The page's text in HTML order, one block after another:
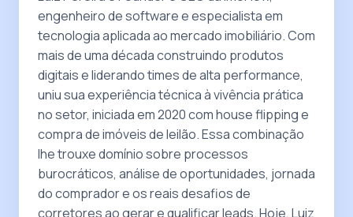
engenheiro de software e especialista em
tecnologia aplicada ao mercado imobiliário. Com
mais de uma década construindo produtos
digitais e liderando times de alta performance,
uniu sua experiência técnica à vivência prática
no setor, iniciada em 2020 com house flipping e
compra de imóveis de leilão. Essa combinação
lhe trouxe domínio sobre processos
burocráticos, análise de oportunidades, jornada
do comprador e os reais desafios de
corretores ao gerar e qualificar leads. Hoje, Luiz